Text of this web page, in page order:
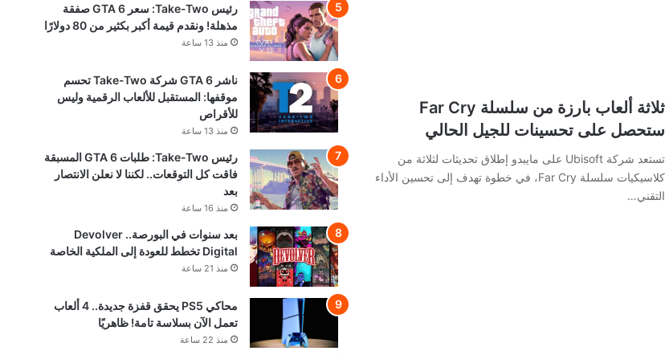
ثلاثة ألعاب بارزة من سلسلة Far Cry
ستحصل على تحسينات للجيل الحالي
تستعد شركة Ubisoft على مايبدو إطلاق تحديثات لثلاثة من
كلاسيكيات سلسلة Far Cry، في خطوة تهدف إلى تحسين الأداء
التقني…
رئيس Take-Two: سعر GTA 6 صفقة
مذهلة! ونقدم قيمة أكبر بكثير من 80 دولارًا
منذ 13 ساعة
ناشر GTA 6 شركة Take-Two تحسم
موقفها: المستقبل للألعاب الرقمية وليس
للأقراص
منذ 13 ساعة
رئيس Take-Two: طلبات GTA 6 المسبقة
فاقت كل التوقعات.. لكننا لا نعلن الانتصار
بعد
منذ 16 ساعة
بعد سنوات في البورصة.. Devolver
Digital تخطط للعودة إلى الملكية الخاصة
منذ 21 ساعة
محاكي PS5 يحقق قفزة جديدة.. 4 ألعاب
تعمل الآن بسلاسة تامة! ظاهريًا
منذ 22 ساعة